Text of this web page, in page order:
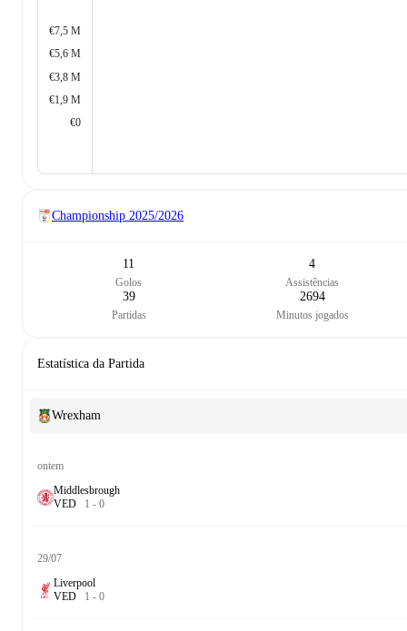
€7,5 M
€5,6 M
€3,8 M
€1,9 M
€0
Championship 2025/2026
11
Golos
4
Assistências
39
Partidas
2694
Minutos jogados
Estatística da Partida
Wrexham
ontem
Middlesbrough
VED 1 - 0
29/07
Liverpool
VED 1 - 0